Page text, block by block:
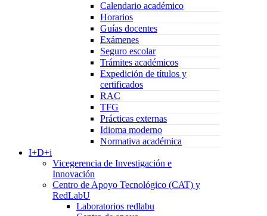
Calendario académico
Horarios
Guías docentes
Exámenes
Seguro escolar
Trámites académicos
Expedición de títulos y
certificados
RAC
TFG
Prácticas externas
Idioma moderno
Normativa académica
I+D+i
Vicegerencia de Investigación e
Innovación
Centro de Apoyo Tecnológico (CAT) y
RedLabU
Laboratorios redlabu